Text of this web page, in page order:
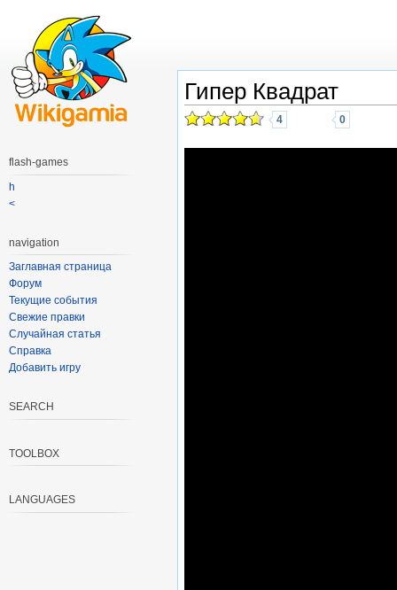
Гипер Квадрат
4 0
flash-games
h
<
navigation
Заглавная страница
Форум
Текущие события
Свежие правки
Случайная статья
Справка
Добавить игру
SEARCH
TOOLBOX
LANGUAGES